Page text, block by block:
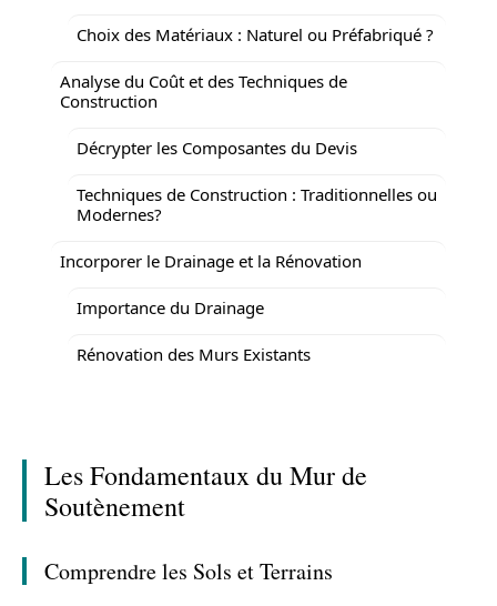
Choix des Matériaux : Naturel ou Préfabriqué ?
Analyse du Coût et des Techniques de
Construction
Décrypter les Composantes du Devis
Techniques de Construction : Traditionnelles ou
Modernes?
Incorporer le Drainage et la Rénovation
Importance du Drainage
Rénovation des Murs Existants
Les Fondamentaux du Mur de
Soutènement
Comprendre les Sols et Terrains